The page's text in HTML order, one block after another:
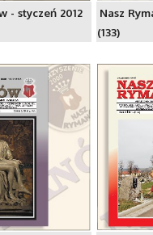
- styczeń 2012
Nasz
(133)